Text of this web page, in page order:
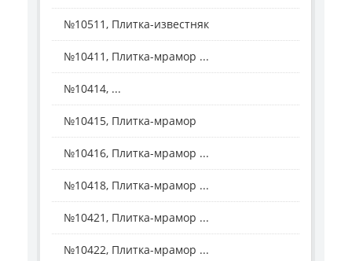
№10511, Плитка-известняк
№10411, Плитка-мрамор ...
№10414, ...
№10415, Плитка-мрамор
№10416, Плитка-мрамор ...
№10418, Плитка-мрамор ...
№10421, Плитка-мрамор ...
№10422, Плитка-мрамор ...